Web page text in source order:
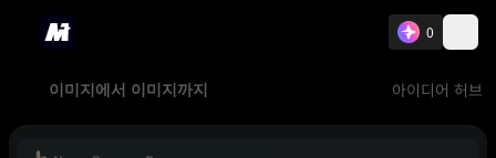
0
이미지에서 이미지까지 아이디어 허브